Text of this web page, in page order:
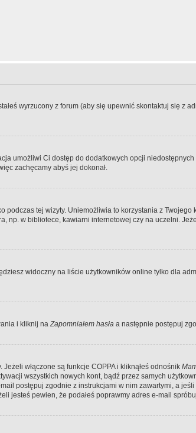
wyrzucony z forum (aby się upewnić skontaktuj się z
umożliwi Ci dostęp do dodatkowych opcji
zachęcamy abyś jej dokonał.
tej wizyty. Uniemożliwia to korzystania z Twojego
np. w bibliotece, kawiarni internetowej czy na uczelni.
widoczny na liście użytkowników online tylko dla
i kliknij naZapomniałem hasła a następnie postępuj
włączone są funkcje COPPA i kliknąłeś odnośnik
wszystkich nowych kont, bądź przez samych
postępuj zgodnie z instrukcjami w nim zawartymi, a
jesteś pewien, że podałeś poprawmy adres e-mail